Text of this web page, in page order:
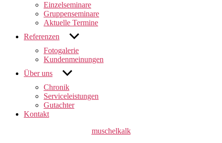
Einzelseminare
Gruppenseminare
Aktuelle Termine
Referenzen
untermenü
Fotogalerie
Kundenmeinungen
Über uns
untermenü
Chronik
Serviceleistungen
Gutachter
Kontakt
Kategorien
muschelkalk